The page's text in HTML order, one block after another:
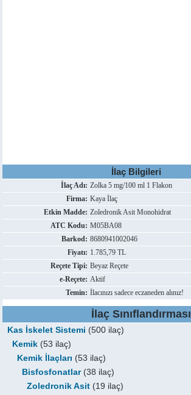
İlaç Bilgileri
İlaç Adı: Zolka 5 mg/100 ml 1 Flakon
Firma: Kaya İlaç
Etkin Madde: Zoledronik Asit Monohidrat
ATC Kodu: M05BA08
Barkod: 8680941002046
Fiyatı: 1.785,79 TL
Reçete Tipi: Beyaz Reçete
e-Reçete: Aktif
Temin: İlacınızı sadece eczaneden alınız!
İlaç Sınıflandırması
Kas İskelet Sistemi (500 ilaç)
Kemik (53 ilaç)
Kemik İlaçları (53 ilaç)
Bisfosfonatlar(38 ilaç)
Zoledronik Asit (19 ilaç)